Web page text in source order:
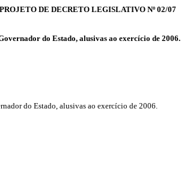
PROJETO DE DECRETO LEGISLATIVO Nº 02/07
do Estado, alusivas ao exercício de 2006.
do Estado, alusivas ao exercício de 2006.